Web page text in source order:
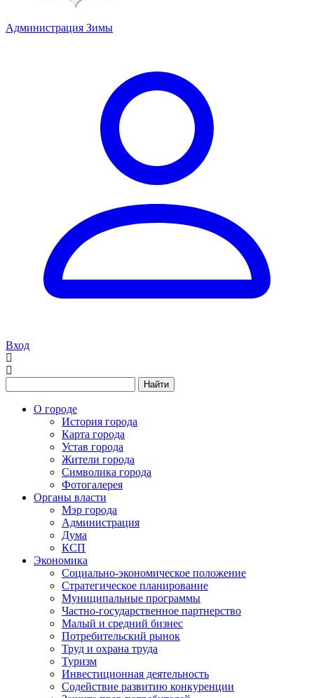
Администрация Зимы
Вход
Найти
О городе
История города
Карта города
Устав города
Жители города
Символика города
Фотогалерея
Органы власти
Мэр города
Администрация
Дума
КСП
Экономика
Социально-экономическое положение
Стратегическое планирование
Муниципальные программы
Частно-государственное партнерство
Малый и средний бизнес
Потребительский рынок
Труд и охрана труда
Туризм
Инвестиционная деятельность
Содействие развитию конкуренции